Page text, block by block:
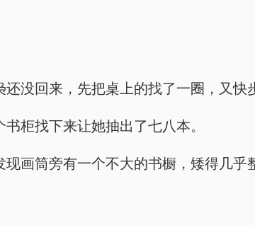
没回来，先把桌上的找了一圈，又快
柜找下来让她抽出了七八本。
画筒旁有一个不大的书橱，矮得几乎